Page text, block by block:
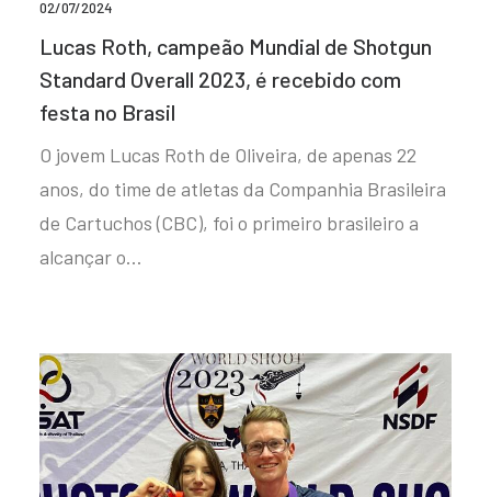
02/07/2024
Lucas Roth, campeão Mundial de Shotgun
Standard Overall 2023, é recebido com
festa no Brasil
O jovem Lucas Roth de Oliveira, de apenas 22
anos, do time de atletas da Companhia Brasileira
de Cartuchos (CBC), foi o primeiro brasileiro a
alcançar o…